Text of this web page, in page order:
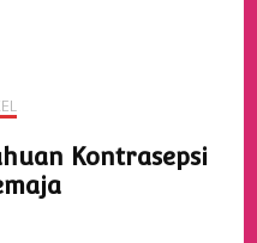
Kontrasepsi